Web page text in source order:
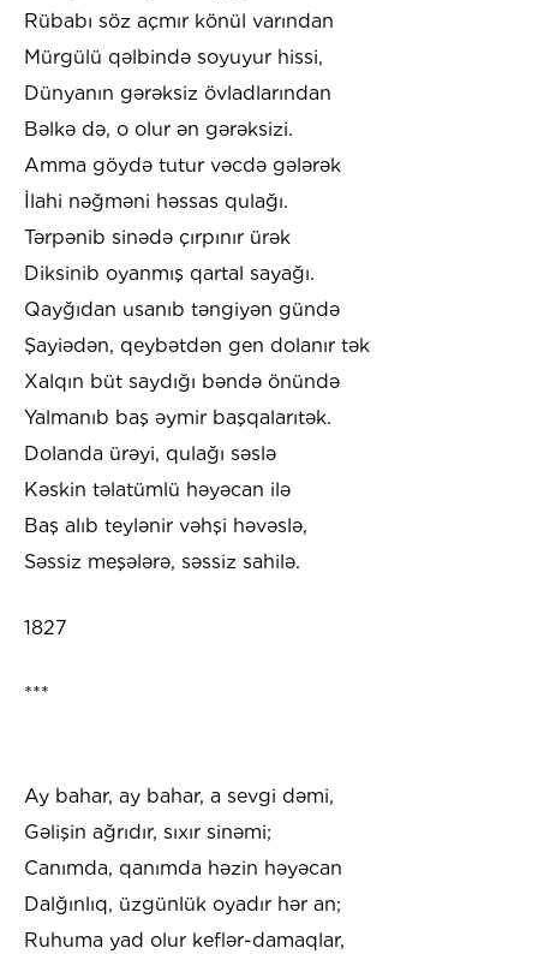
Rübabı söz açmır könül varından
Mürgülü qəlbində soyuyur hissi,
Dünyanın gərəksiz övladlarından
Bəlkə də, o olur ən gərəksizi.
Amma göydə tutur vəcdə gələrək
İlahi nəğməni həssas qulağı.
Tərpənib sinədə çırpınır ürək
Diksinib oyanmış qartal sayağı.
Qayğıdan usanıb təngiyən gündə
Şayiədən, qeybətdən gen dolanır tək
Xalqın büt saydığı bəndə önündə
Yalmanıb baş əymir başqalarıtək.
Dolanda ürəyi, qulağı səslə
Kəskin təlatümlü həyəcan ilə
Baş alıb teylənir vəhşi həvəslə,
Səssiz meşələrə, səssiz sahilə.
1827
***
Ay bahar, ay bahar, a sevgi dəmi,
Gəlişin ağrıdır, sıxır sinəmi;
Canımda, qanımda həzin həyəcan
Dalğınlıq, üzgünlük oyadır hər an;
Ruhuma yad olur keflər-damaqlar,